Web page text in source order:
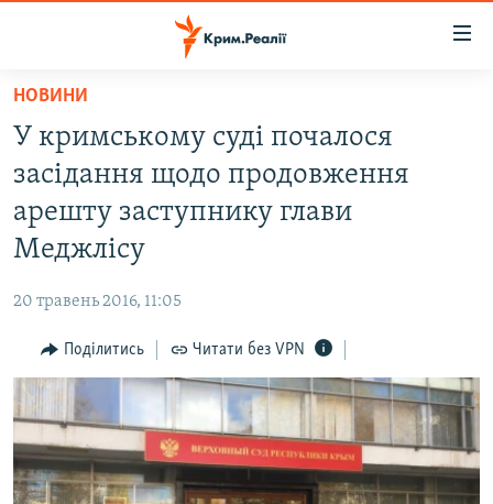
Перейти
основного
матеріалу
до
основної
Перейти
пошуку
ВОДА.КРИМ
ПОЛІТИКА
ПОГЛЯД
ІНТЕРВ'Ю
ВСЕ ЗА ДЕНЬ
СПЕЦПРОЕКТИ
ДЕПОРТАЦІЯ
ЯК ОБІЙТИ БЛОКУВАННЯ
НОВИНИ
У кримському суді почалося
засідання щодо продовження
арешту заступнику глави
Меджлісу
20 травень 2016, 11:05
Поділитись Читати без VPN